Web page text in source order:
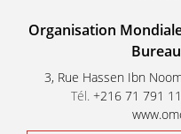
Organisation
3, Rue Hassen Ibn
Tél. +216 71 791